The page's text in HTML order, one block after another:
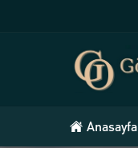
Anasayfa